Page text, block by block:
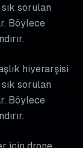
sorulan
Böylece
hiyerarşisi
sorulan
Böylece